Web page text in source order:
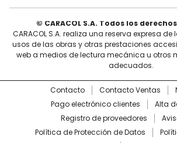
© CARACOL S.A. Todos los
CARACOL S.A. realiza una reserva expresa
usos de las obras y otras prestaciones
web a medios de lectura mecánica u otros
adecuados.
Contacto Contacto Ventas
Pago electrónico clientes
Alta
Registro de proveedores
Política de Protección de Datos